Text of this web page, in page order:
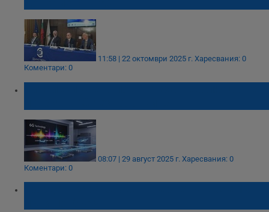
11:58 | 22 октомври 2025 г. Харесвания: 0
Коментари: 0
08:07 | 29 август 2025 г. Харесвания: 0
Коментари: 0